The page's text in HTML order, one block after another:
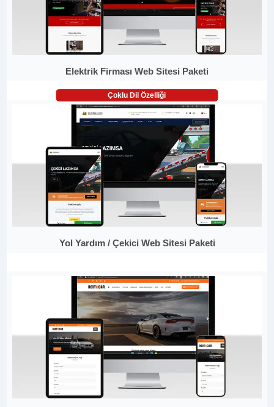
Elektrik Firması Web Sitesi Paketi
Çoklu Dil Özelliği
Yol Yardım / Çekici Web Sitesi Paketi